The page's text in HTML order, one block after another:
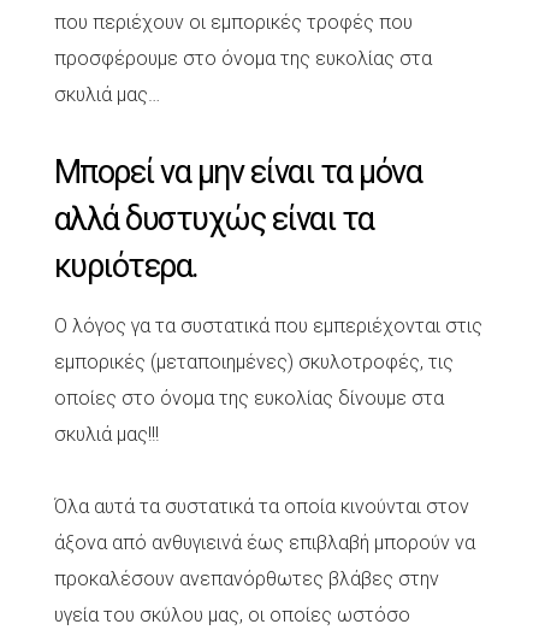
που περιέχουν οι εμπορικές τροφές που
προσφέρουμε στο όνομα της ευκολίας στα
σκυλιά μας…
Μπορεί να μην είναι τα μόνα
αλλά δυστυχώς είναι τα
κυριότερα.
Ο λόγος γα τα συστατικά που εμπεριέχονται στις
εμπορικές (μεταποιημένες) σκυλοτροφές, τις
οποίες στο όνομα της ευκολίας δίνουμε στα
σκυλιά μας!!!
Όλα αυτά τα συστατικά τα οποία κινούνται στον
άξονα από ανθυγιεινά έως επιβλαβή μπορούν να
προκαλέσουν ανεπανόρθωτες βλάβες στην
υγεία του σκύλου μας, οι οποίες ωστόσο